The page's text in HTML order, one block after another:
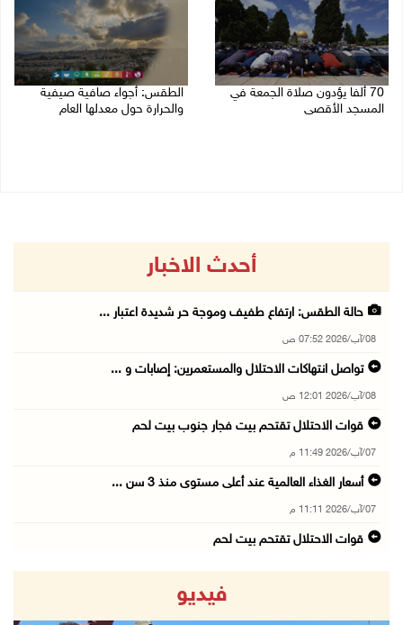
70 ألفا يؤدون صلاة الجمعة في
المسجد الأقصى
الطقس: أجواء صافية صيفية
والحرارة حول معدلها العام
أحدث الاخبار
حالة الطقس: ارتفاع طفيف وموجة حر شديدة اعتبار ...
08/آب/2026 07:52 ص
تواصل انتهاكات الاحتلال والمستعمرين: إصابات و ...
08/آب/2026 12:01 ص
قوات الاحتلال تقتحم بيت فجار جنوب بيت لحم
07/آب/2026 11:49 م
أسعار الغذاء العالمية عند أعلى مستوى منذ 3 سن ...
07/آب/2026 11:11 م
قوات الاحتلال تقتحم بيت لحم
قوات الاحتلال تعتقل طفلا من قرية عنزا جنوب جن ...
فيديو